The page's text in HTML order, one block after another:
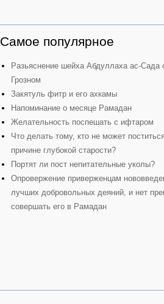
Самое популярное
Разьяснение шейха Абдуллаха ас-Сада
Грозном
Закятуль фитр и его ахкамы
Напоминание о месяце Рамадан
Желательность поспешать с ифтаром
Что делать тому, кто не может
причине глубокой старости?
Портят ли пост непитательные уколы?
Опровержение приверженцам
лучших добровольных деяний, и нет
совершать его в Рамадан